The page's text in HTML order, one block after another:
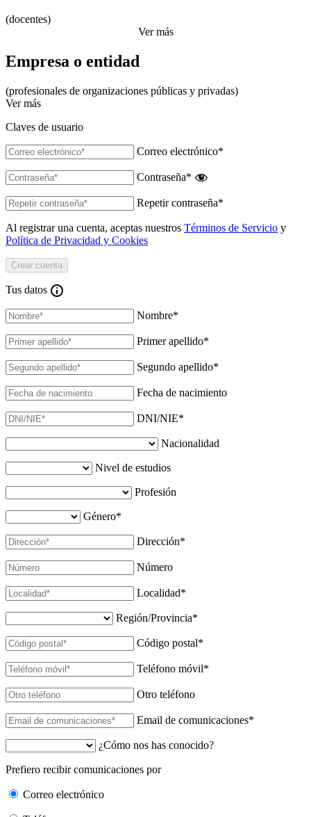
(docentes)
Ver más
Empresa o entidad
(profesionales de organizaciones públicas y privadas)
Ver más
Claves de usuario
Correo electrónico*
Contraseña*
Repetir contraseña*
Al registrar una cuenta, aceptas nuestros Términos de Servicio y
Política de Privacidad y Cookies
Tus datos
Nombre*
Primer apellido*
Segundo apellido*
Fecha de nacimiento
DNI/NIE*
Nacionalidad
Nivel de estudios
Profesión
Género*
Dirección*
Número
Localidad*
Región/Provincia*
Código postal*
Teléfono móvil*
Otro teléfono
Email de comunicaciones*
¿Cómo nos has conocido?
Prefiero recibir comunicaciones por
Correo electrónico